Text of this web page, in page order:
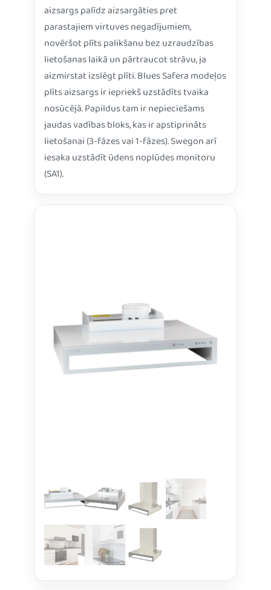
aizsargs palīdz aizsargāties pret
parastajiem virtuves negadījumiem,
novēršot plīts palikšanu bez uzraudzības
lietošanas laikā un pārtraucot strāvu, ja
aizmirstat izslēgt plīti. Blues Safera modeļos
plīts aizsargs ir iepriekš uzstādīts tvaika
nosūcējā. Papildus tam ir nepieciešams
jaudas vadības bloks, kas ir apstiprināts
lietošanai (3-fāzes vai 1-fāzes). Swegon arī
iesaka uzstādīt ūdens noplūdes monitoru
(SA1).